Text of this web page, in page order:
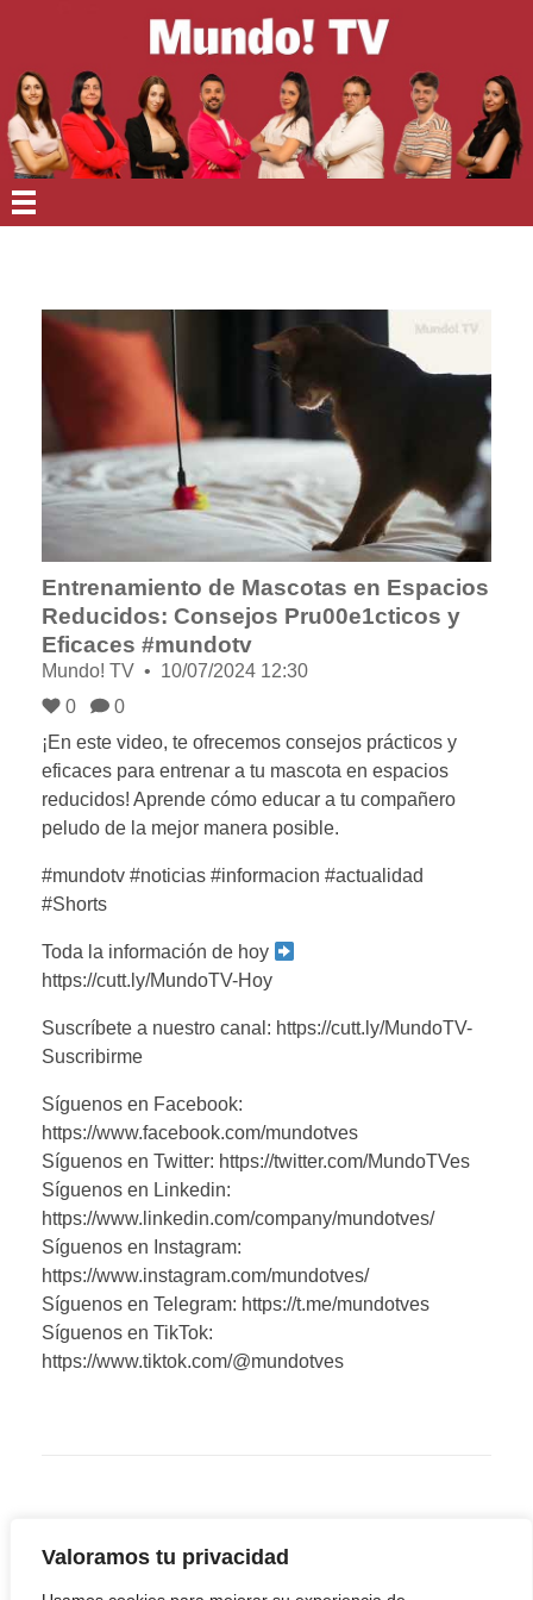
Valoramos tu privacidad
Entrenamiento de Mascotas en Espacios
Reducidos: Consejos Pru00e1cticos y
Eficaces #mundotv
Mundo! TV
10/07/2024 12:30
0
0
¡En este video, te ofrecemos consejos prácticos y
eficaces para entrenar a tu mascota en espacios
reducidos! Aprende cómo educar a tu compañero
peludo de la mejor manera posible.
#mundotv #noticias #informacion #actualidad
#Shorts
Toda la información de hoy
https://cutt.ly/MundoTV-Hoy
Suscríbete a nuestro canal: https://cutt.ly/MundoTV-
Suscribirme
Síguenos en Facebook:
https://www.facebook.com/mundotves
Síguenos en Twitter: https://twitter.com/MundoTVes
Síguenos en Linkedin:
https://www.linkedin.com/company/mundotves/
Síguenos en Instagram:
https://www.instagram.com/mundotves/
Síguenos en Telegram: https://t.me/mundotves
Síguenos en TikTok:
https://www.tiktok.com/@mundotves